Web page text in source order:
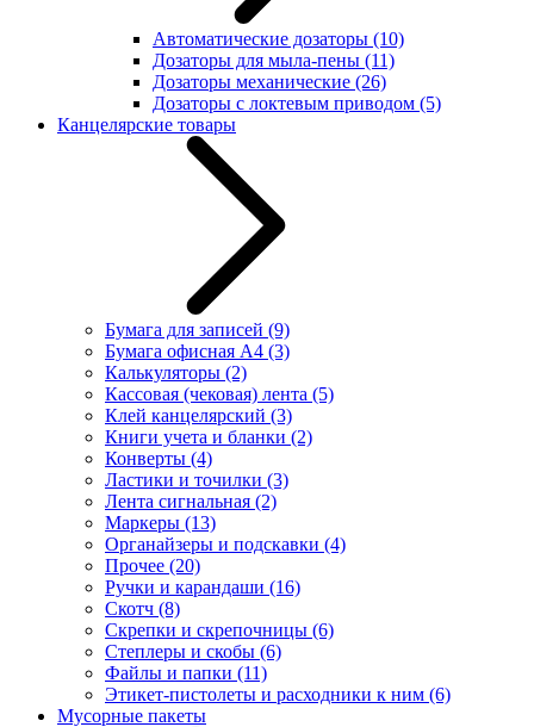
Автоматические дозаторы (10)
Дозаторы для мыла-пены (11)
Дозаторы механические (26)
Дозаторы с локтевым приводом (5)
Канцелярские товары
Бумага для записей (9)
Бумага офисная А4 (3)
Калькуляторы (2)
Кассовая (чековая) лента (5)
Клей канцелярский (3)
Книги учета и бланки (2)
Конверты (4)
Ластики и точилки (3)
Лента сигнальная (2)
Маркеры (13)
Органайзеры и подскавки (4)
Прочее (20)
Ручки и карандаши (16)
Скотч (8)
Скрепки и скрепочницы (6)
Степлеры и скобы (6)
Файлы и папки (11)
Этикет-пистолеты и расходники к ним (6)
Мусорные пакеты